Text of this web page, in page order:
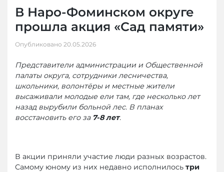
В Наро-Фоминском округе
прошла акция «Сад памяти»
Опубликовано 20.05.2026
Представители администрации и Общественной
палаты округа, сотрудники лесничества,
школьники, волонтёры и местные жители
высаживали молодые ели там, где несколько лет
назад вырубили больной лес. В планах
восстановить его за 7-8 лет.
В акции приняли участие люди разных возрастов.
Самому юному из них недавно исполнилось три